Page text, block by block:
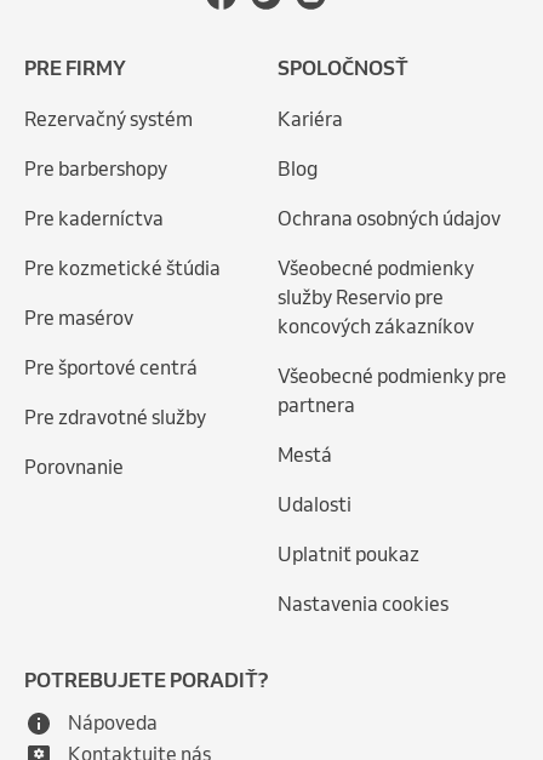
PRE FIRMY
Rezervačný systém
Pre barbershopy
Pre kaderníctva
Pre kozmetické štúdia
Pre masérov
Pre športové centrá
Pre zdravotné služby
Porovnanie
SPOLOČNOSŤ
Kariéra
Blog
Ochrana osobných údajov
Všeobecné podmienky
služby Reservio pre
koncových zákazníkov
Všeobecné podmienky pre
partnera
Mestá
Udalosti
Uplatniť poukaz
Nastavenia cookies
POTREBUJETE PORADIŤ?
Nápoveda
Kontaktujte nás